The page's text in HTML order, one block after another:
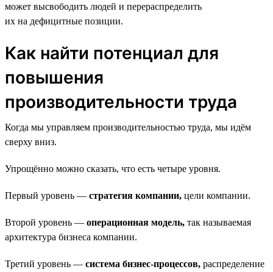
может высвободить людей и перераспределить
их на дефицитные позиции.
Как найти потенциал для
повышения
производительности труда
Когда мы управляем производительностью труда, мы идём
сверху вниз.
Упрощённо можно сказать, что есть четыре уровня.
Первый уровень — стратегия компании, цели компании.
Второй уровень — операционная модель, так называемая
архитектура бизнеса компании.
Третий уровень — система бизнес-процессов, распределение